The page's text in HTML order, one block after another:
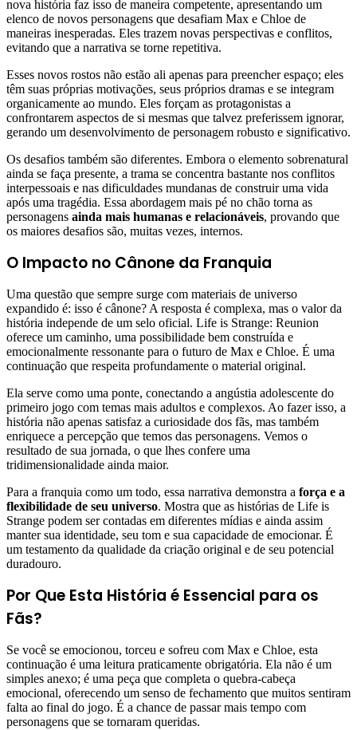
nova história faz isso de maneira competente, apresentando um
elenco de novos personagens que desafiam Max e Chloe de
maneiras inesperadas. Eles trazem novas perspectivas e conflitos,
evitando que a narrativa se torne repetitiva.
Esses novos rostos não estão ali apenas para preencher espaço; eles
têm suas próprias motivações, seus próprios dramas e se integram
organicamente ao mundo. Eles forçam as protagonistas a
confrontarem aspectos de si mesmas que talvez preferissem ignorar,
gerando um desenvolvimento de personagem robusto e significativo.
Os desafios também são diferentes. Embora o elemento sobrenatural
ainda se faça presente, a trama se concentra bastante nos conflitos
interpessoais e nas dificuldades mundanas de construir uma vida
após uma tragédia. Essa abordagem mais pé no chão torna as
personagens ainda mais humanas e relacionáveis, provando que
os maiores desafios são, muitas vezes, internos.
O Impacto no Cânone da Franquia
Uma questão que sempre surge com materiais de universo
expandido é: isso é cânone? A resposta é complexa, mas o valor da
história independe de um selo oficial. Life is Strange: Reunion
oferece um caminho, uma possibilidade bem construída e
emocionalmente ressonante para o futuro de Max e Chloe. É uma
continuação que respeita profundamente o material original.
Ela serve como uma ponte, conectando a angústia adolescente do
primeiro jogo com temas mais adultos e complexos. Ao fazer isso, a
história não apenas satisfaz a curiosidade dos fãs, mas também
enriquece a percepção que temos das personagens. Vemos o
resultado de sua jornada, o que lhes confere uma
tridimensionalidade ainda maior.
Para a franquia como um todo, essa narrativa demonstra a força e a
flexibilidade de seu universo. Mostra que as histórias de Life is
Strange podem ser contadas em diferentes mídias e ainda assim
manter sua identidade, seu tom e sua capacidade de emocionar. É
um testamento da qualidade da criação original e de seu potencial
duradouro.
Por Que Esta História é Essencial para os
Fãs?
Se você se emocionou, torceu e sofreu com Max e Chloe, esta
continuação é uma leitura praticamente obrigatória. Ela não é um
simples anexo; é uma peça que completa o quebra-cabeça
emocional, oferecendo um senso de fechamento que muitos sentiram
falta ao final do jogo. É a chance de passar mais tempo com
personagens que se tornaram queridas.